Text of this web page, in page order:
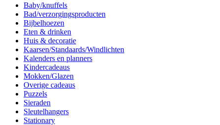
Baby/knuffels
Bad/verzorgingsproducten
Bijbelhoezen
Eten & drinken
Huis & decoratie
Kaarsen/Standaards/Windlichten
Kalenders en planners
Kindercadeaus
Mokken/Glazen
Overige cadeaus
Puzzels
Sieraden
Sleutelhangers
Stationary